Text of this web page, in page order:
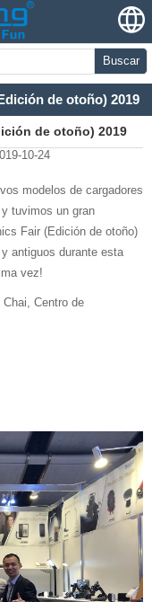
Buscar
de otoño) 2019
de otoño) 2019
10-24
modelos de cargadores
tuvimos un gran
Fair (Edición de otoño)
antiguos durante esta
vez!
Centro de